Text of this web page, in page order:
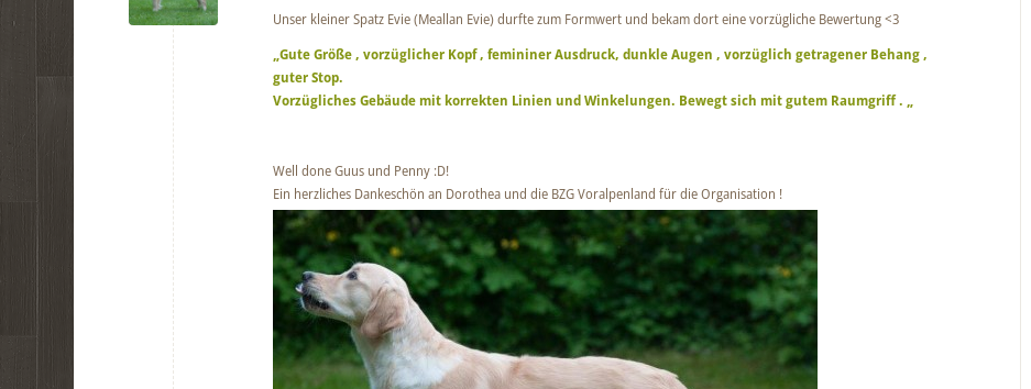
Unser kleiner Spatz Evie (Meallan Evie) durfte zum Formwert und bekam dort eine vorzügliche Bewertung <3
„Gute Größe , vorzüglicher Kopf , femininer Ausdruck, dunkle Augen , vorzüglich getragener Behang ,
guter Stop.
Vorzügliches Gebäude mit korrekten Linien und Winkelungen. Bewegt sich mit gutem Raumgriff . „
Well done Guus und Penny :D!
Ein herzliches Dankeschön an Dorothea und die BZG Voralpenland für die Organisation !